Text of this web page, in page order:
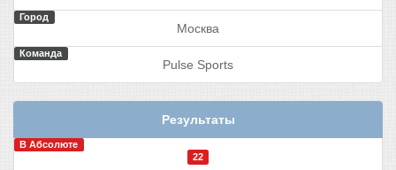
Город
Москва
Команда
Pulse Sports
Результаты
В Абсолюте
22